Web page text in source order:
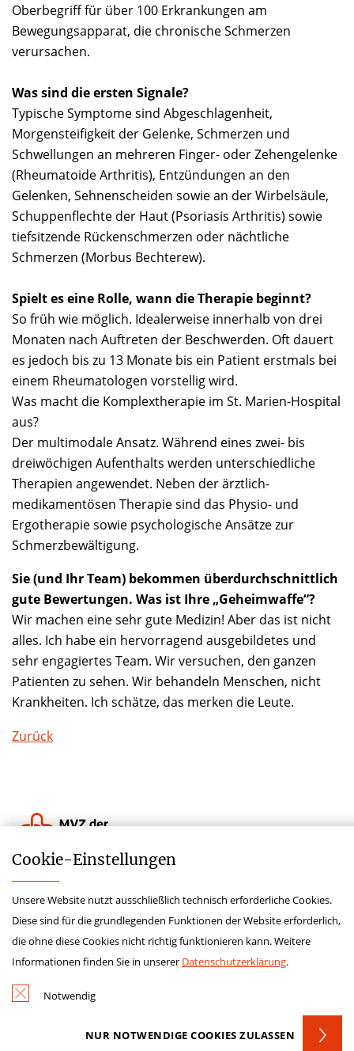
Oberbegriff für über 100 Erkrankungen am
Bewegungsapparat, die chronische Schmerzen
verursachen.
Was sind die ersten Signale?
Typische Symptome sind Abgeschlagenheit,
Morgensteifigkeit der Gelenke, Schmerzen und
Schwellungen an mehreren Finger- oder Zehengelenke
(Rheumatoide Arthritis), Entzündungen an den
Gelenken, Sehnenscheiden sowie an der Wirbelsäule,
Schuppenflechte der Haut (Psoriasis Arthritis) sowie
tiefsitzende Rückenschmerzen oder nächtliche
Schmerzen (Morbus Bechterew).
Spielt es eine Rolle, wann die Therapie beginnt?
So früh wie möglich. Idealerweise innerhalb von drei
Monaten nach Auftreten der Beschwerden. Oft dauert
es jedoch bis zu 13 Monate bis ein Patient erstmals bei
einem Rheumatologen vorstellig wird.
Was macht die Komplextherapie im St. Marien-Hospital
aus?
Der multimodale Ansatz. Während eines zwei- bis
dreiwöchigen Aufenthalts werden unterschiedliche
Therapien angewendet. Neben der ärztlich-
medikamentösen Therapie sind das Physio- und
Ergotherapie sowie psychologische Ansätze zur
Schmerzbewältigung.
Sie (und Ihr Team) bekommen überdurchschnittlich
gute Bewertungen. Was ist Ihre „Geheimwaffe“?
Wir machen eine sehr gute Medizin! Aber das ist nicht
alles. Ich habe ein hervorragend ausgebildetes und
sehr engagiertes Team. Wir versuchen, den ganzen
Patienten zu sehen. Wir behandeln Menschen, nicht
Krankheiten. Ich schätze, das merken die Leute.
Zurück
Hinweisgeberschutz
Datenschutz
Kontakt
Cookie-­Einstellungen
Unsere Website nutzt ausschließlich technisch erforderliche Cookies.
Diese sind für die grundlegenden Funktionen der Website erforderlich,
die ohne diese Cookies nicht richtig funktionieren kann. Weitere
Informationen finden Sie in unserer Datenschutzerklärung.
Notwendig
NUR NOTWENDIGE COOKIES ZULASSEN